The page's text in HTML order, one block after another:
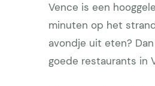
Vence is een
minuten op het
avondje uit eten?
goede restaurants in